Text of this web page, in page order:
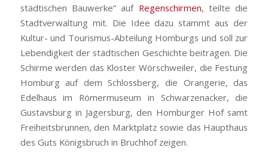
städtischen Bauwerke“ auf Regenschirmen, teilte die
Stadtverwaltung mit. Die Idee dazu stammt aus der
Kultur- und Tourismus-Abteilung Homburgs und soll zur
Lebendigkeit der städtischen Geschichte beitragen. Die
Schirme werden das Kloster Wörschweiler, die Festung
Homburg auf dem Schlossberg, die Orangerie, das
Edelhaus im Römermuseum in Schwarzenacker, die
Gustavsburg in Jägersburg, den Homburger Hof samt
Freiheitsbrunnen, den Marktplatz sowie das Haupthaus
des Guts Königsbruch in Bruchhof zeigen.